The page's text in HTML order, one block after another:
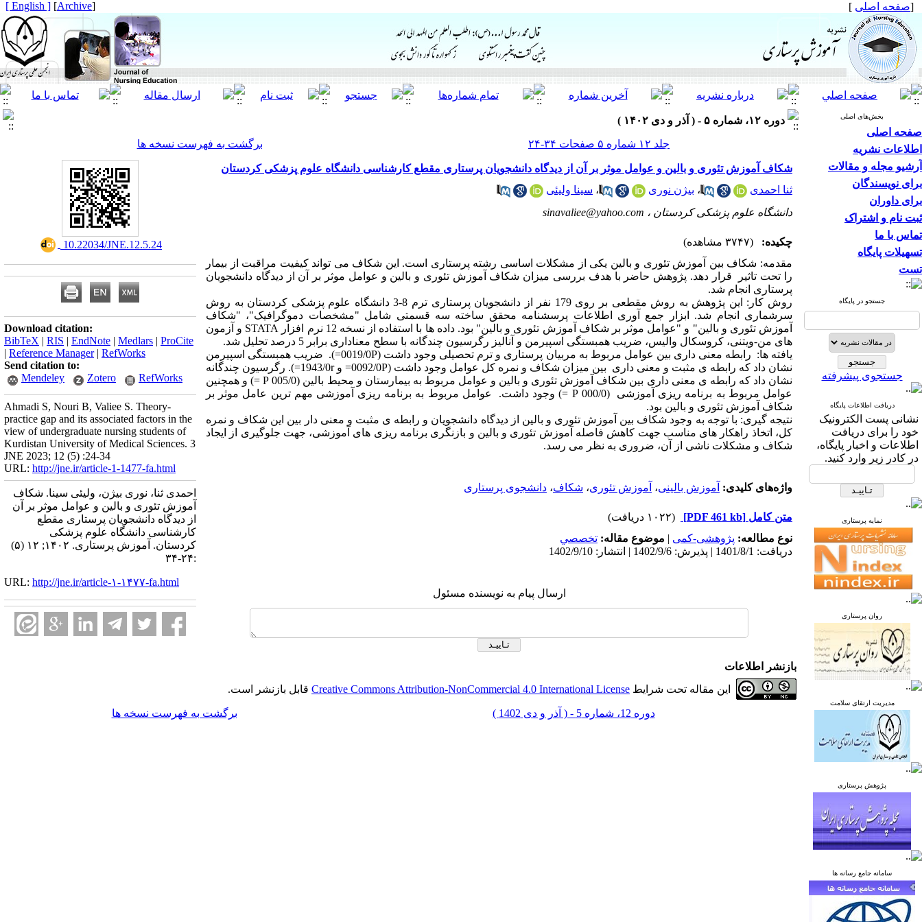
[صفحه اصلی ]
[
Archive
]
[ English ]
بخش‌های اصلی
صفحه اصلی
اطلاعات نشریه
آرشیو مجله و مقالات
برای نویسندگان
برای داوران
ثبت نام و اشتراک
تماس با ما
تسهیلات پایگاه
تست
جستجو در پایگاه
جستجوی پیشرفته
دریافت اطلاعات پایگاه
نشانی پست الکترونیک
خود را برای دریافت
اطلاعات و اخبار پایگاه،
در کادر زیر وارد کنید.
نمایه پرستاری
روان پرستاری
مدیریت ارتقای سلامت
پژوهش پرستاری
سامانه جامع رسانه ها
دوره ۱۲، شماره ۵ - ( آذر و دی ۱۴۰۲ )
جلد ۱۲ شماره ۵ صفحات ۳۴-۲۴
برگشت به فهرست نسخه ها
شکاف آموزش تئوری و بالین و عوامل موثر بر آن از دیدگاه دانشجویان پرستاری مقطع کارشناسی دانشگاه علوم پزشکی کردستان
ثنا احمدی
، بیژن نوری ، سینا ولیئی
دانشگاه علوم پزشکی کردستان ، sinavaliee@yahoo.com
چکیده:
(۳۷۴۷ مشاهده)
مقدمه: شکاف بین آموزش تئوری و بالین یکی از مشکلات اساسی رشته پرستاری است. این شکاف می تواند کیفیت مراقبت از بیمار
را تحت تاثیر قرار دهد. پژوهش حاضر با هدف بررسی میزان شکاف آموزش تئوری و بالین و عوامل موثر بر آن از دیدگاه دانشجویان
پرستاری انجام شد.
روش کار: این پژوهش به روش مقطعی بر روی 179 نفر از دانشجویان پرستاری ترم 8-3 دانشگاه علوم پزشکی کردستان به روش
سرشماری انجام شد. ابزار جمع آوری اطلاعات پرسشنامه محقق ساخته سه قسمتی شامل "مشخصات دموگرافیک"، "شکاف
آموزش تئوری و بالین" و "عوامل موثر بر شکاف آموزش تئوری و بالین" بود. داده ها با استفاده از نسخه 12 نرم افزار STATA و آزمون
های من-ویتنی، کروسکال والیس، ضریب همبستگی اسپیرمن و آنالیز رگرسیون چندگانه با سطح معناداری برابر 5 درصد تحلیل شد.
یافته ها: رابطه معنی داری بین عوامل مربوط به مربیان پرستاری و ترم تحصیلی وجود داشت (0019/0P=). ضریب همبستگی اسپیرمن
نشان داد که رابطه ی مثبت و معنی داری بین میزان شکاف و نمره کل عوامل وجود داشت (0092/0P= و 1943/0r=). رگرسیون چندگانه
نشان داد که رابطه ی معنی داری بین شکاف آموزش تئوری و بالین و عوامل مربوط به بیمارستان و محیط بالین (005/0 P =) و همچنین
عوامل مربوط به برنامه ریزی آموزشی (000/0 P =) وجود داشت. عوامل مربوط به برنامه ریزی آموزشی مهم ترین عامل موثر بر
شکاف آموزش تئوری و بالین بود.
نتیجه گیری: با توجه به وجود شکاف بین آموزش تئوری و بالین از دیدگاه دانشجویان و رابطه ی مثبت و معنی دار بین این شکاف و نمره
کل، اتخاذ راهکار های مناسب جهت کاهش فاصله آموزش تئوری و بالین و بازنگری برنامه ریزی های آموزشی، جهت جلوگیری از ایجاد
شکاف و مشکلات ناشی از آن، ضروری به نظر می رسد.
واژه‌های کلیدی: آموزش بالینی، آموزش تئوری، شکاف، دانشجوی پرستاری
متن کامل [PDF 461 kb]
(۱۰۲۲ دریافت)
نوع مطالعه: پژوهشی-کمی | موضوع مقاله: تخصصي
دریافت: 1401/8/1 | پذیرش: 1402/9/6 | انتشار: 1402/9/10
ارسال پیام به نویسنده مسئول
‎ 10.22034/JNE.12.5.24
Download citation:
BibTeX | RIS | EndNote | Medlars | ProCite
| Reference Manager| RefWorks
Send citation to:
Mendeley
Zotero RefWorks
Ahmadi S, Nouri B, Valiee S. Theory-
practice gap and its associated factors in the
view of undergraduate nursing students of
Kurdistan University of Medical Sciences. 3
JNE 2023; 12 (5) :24-34
URL: http://jne.ir/article-1-1477-fa.html
احمدی ثنا، نوری بیژن، ولیئی سینا. شکاف
آموزش تئوری و بالین و عوامل موثر بر آن
از دیدگاه دانشجویان پرستاری مقطع
کارشناسی دانشگاه علوم پزشکی
کردستان. آموزش پرستاری. ۱۴۰۲; ۱۲ (۵)
:۲۴-۳۴
URL: http://jne.ir/article-۱-۱۴۷۷-fa.html
بازنشر اطلاعات
این مقاله تحت شرایط Creative Commons Attribution-NonCommercial 4.0 International License قابل بازنشر است.
دوره 12، شماره 5 - ( آذر و دی 1402 ) برگشت به فهرست نسخه ها